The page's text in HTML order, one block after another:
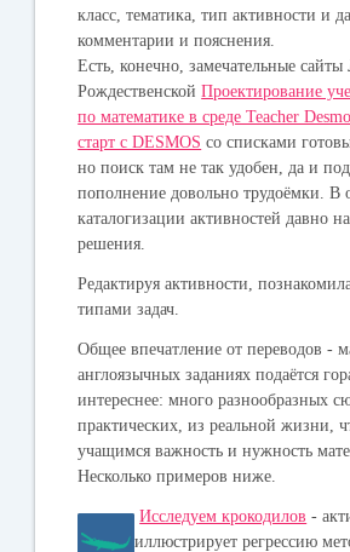
класс, тематика, тип активности и
комментарии и пояснения.
Есть, конечно, замечательные
РождественскойПроектирование
по математике в среде Teacher
старт с DESMOS со списками
но поиск там не так удобен, да и
пополнение довольно трудоёмки. В
каталогизации активностей давно
решения.
Редактируя активности,
типами задач.
Общее впечатление от переводов -
англоязычных заданиях подаётся
интереснее: много разнообразных
практических, из реальной жизни,
учащимся важность и нужность
Несколько примеров ниже.
Исследуем крокодилов -
иллюстрирует регрессию